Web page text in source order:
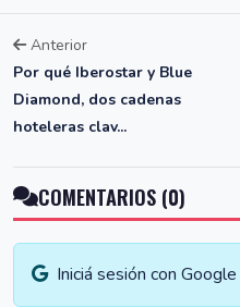
Anterior
Por qué Iberostar y Blue
Diamond, dos cadenas
hoteleras clav...
COMENTARIOS (0)
Iniciá sesión con Google